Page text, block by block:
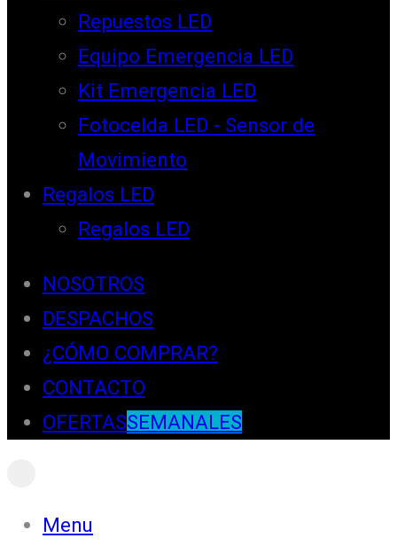
Repuestos LED
Equipo Emergencia LED
Kit Emergencia LED
Fotocelda LED - Sensor de
Movimiento
Regalos LED
Regalos LED
NOSOTROS
DESPACHOS
¿CÓMO COMPRAR?
CONTACTO
OFERTASSEMANALES
Menu